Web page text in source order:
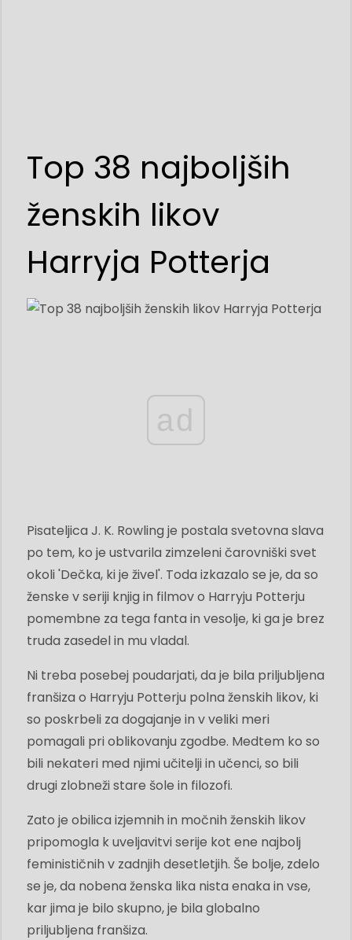
Top 38 najboljših
ženskih likov
Harryja Potterja
ad
Pisateljica J. K. Rowling je postala svetovna slava
po tem, ko je ustvarila zimzeleni čarovniški svet
okoli 'Dečka, ki je živel'. Toda izkazalo se je, da so
ženske v seriji knjig in filmov o Harryju Potterju
pomembne za tega fanta in vesolje, ki ga je brez
truda zasedel in mu vladal.
Ni treba posebej poudarjati, da je bila priljubljena
franšiza o Harryju Potterju polna ženskih likov, ki
so poskrbeli za dogajanje in v veliki meri
pomagali pri oblikovanju zgodbe. Medtem ko so
bili nekateri med njimi učitelji in učenci, so bili
drugi zlobneži stare šole in filozofi.
Zato je obilica izjemnih in močnih ženskih likov
pripomogla k uveljavitvi serije kot ene najbolj
feminističnih v zadnjih desetletjih. Še bolje, zdelo
se je, da nobena ženska lika nista enaka in vse,
kar jima je bilo skupno, je bila globalno
priljubljena franšiza.